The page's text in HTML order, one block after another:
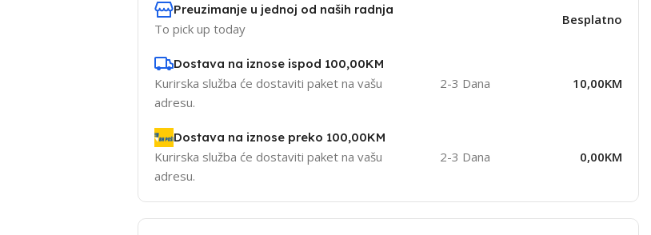
Preuzimanje u jednoj od naših radnja
To pick up today
Besplatno
Dostava na iznose ispod 100,00KM
Kurirska služba će dostaviti paket na vašu
adresu.
2-3 Dana 10,00KM
Dostava na iznose preko 100,00KM
Kurirska služba će dostaviti paket na vašu
adresu.
2-3 Dana 0,00KM